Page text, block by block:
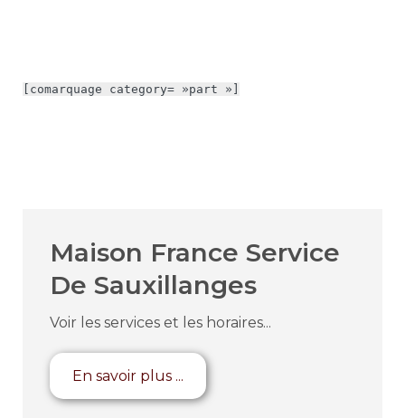
[comarquage category= »part »]
Maison France Service
De Sauxillanges
Voir les services et les horaires...
En savoir plus ...